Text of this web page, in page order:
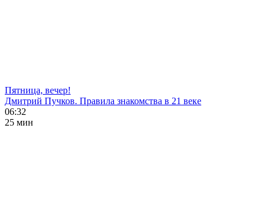
Пятница, вечер!
Дмитрий Пучков. Правила знакомства в 21 веке
06:32
25 мин